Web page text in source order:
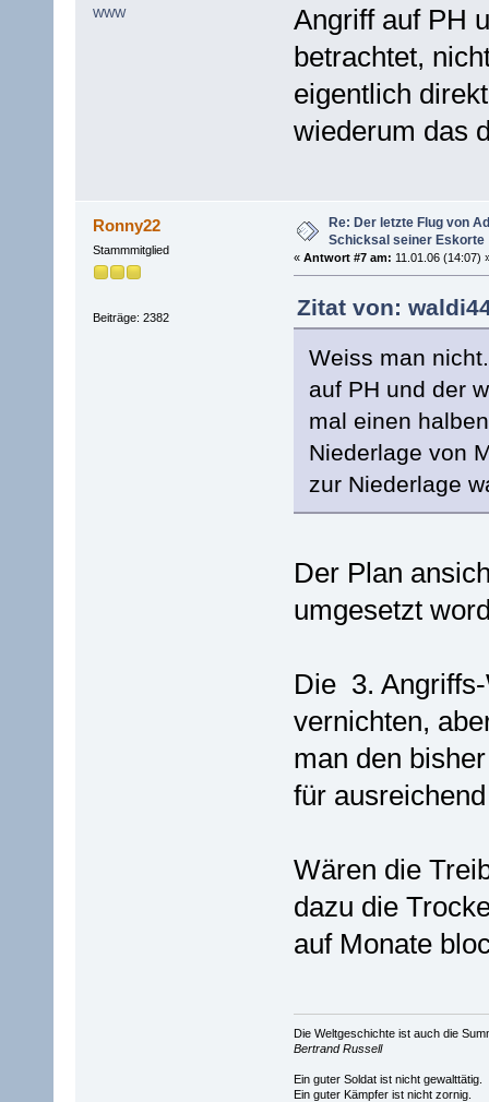
WWW
Angriff auf PH
betrachtet,
eigentlich
wiederum das
Ronny22
Stammmitglied
Beiträge: 2382
Re: Der letzte Flug von
Schicksal seiner Eskorte
« Antwort #7 am: 11.01.06 (14:07)
Zitat von:
Weiss man
auf PH und der
mal einen
Niederlage von
zur Niederlage
Der Plan
umgesetzt
Die 3.
vernichten,
man den
für
Wären die
dazu die
auf Monate
Die Weltgeschichte ist auch die
Bertrand Russell
Ein guter Soldat ist nicht gewalttätig.
Ein guter Kämpfer ist nicht zornig.